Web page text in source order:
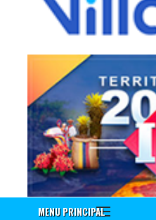
Información a Empleados
Encuenta de Seguridad Vial
Encuesta - Perfil
Nuevo!!! Identificación de
Incentivos Vigencia 2020
Nuevo!!! Encuesta
Capacitación Vigencia 2021
Encuesta Valores del
Cuestionario Clima Laboral
Sistema Integrado de
Correo Institucional
MENU PRINCIPAL